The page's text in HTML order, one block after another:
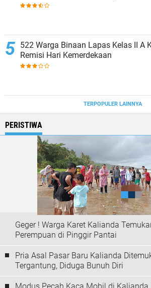
522 Warga Binaan Lapas Kelas II A
Remisi Hari Kemerdekaan
TERPOPULER LAINNYA
PERISTIWA
Geger ! Warga Karet Kalianda
Perempuan di Pinggir Pantai
Pria Asal Pasar Baru Kalianda
Tergantung, Diduga Bunuh Diri